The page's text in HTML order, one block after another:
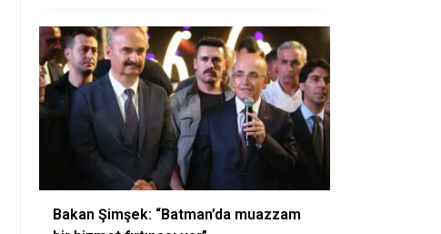
Bakan Şimşek: “Batman’da muazzam